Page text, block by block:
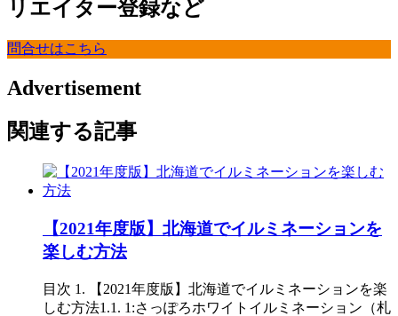
リエイター登録など
問合せはこちら
Advertisement
関連する記事
【2021年度版】北海道でイルミネーションを
楽しむ方法
目次 1. 【2021年度版】北海道でイルミネーションを楽
しむ方法1.1. 1:さっぽろホワイトイルミネーション（札